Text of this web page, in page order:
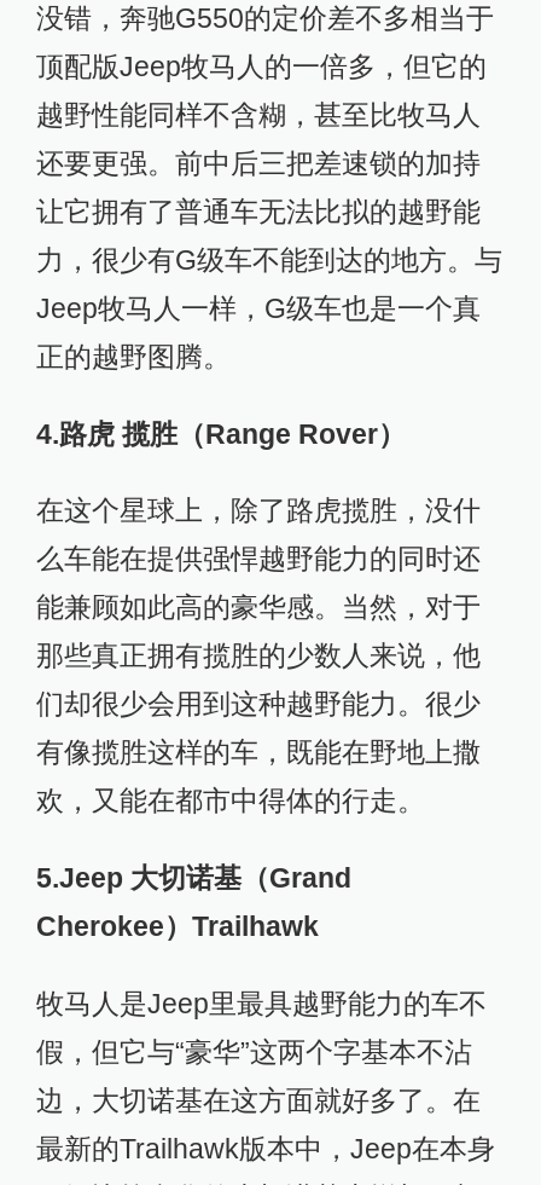
没错，奔驰G550的定价差不多相当于
顶配版Jeep牧马人的一倍多，但它的
越野性能同样不含糊，甚至比牧马人
还要更强。前中后三把差速锁的加持
让它拥有了普通车无法比拟的越野能
力，很少有G级车不能到达的地方。与
Jeep牧马人一样，G级车也是一个真
正的越野图腾。
4.路虎 揽胜（Range Rover）
在这个星球上，除了路虎揽胜，没什
么车能在提供强悍越野能力的同时还
能兼顾如此高的豪华感。当然，对于
那些真正拥有揽胜的少数人来说，他
们却很少会用到这种越野能力。很少
有像揽胜这样的车，既能在野地上撒
欢，又能在都市中得体的行走。
5.Jeep 大切诺基（Grand
Cherokee）Trailhawk
牧马人是Jeep里最具越野能力的车不
假，但它与“豪华”这两个字基本不沾
边，大切诺基在这方面就好多了。在
最新的Trailhawk版本中，Jeep在本身